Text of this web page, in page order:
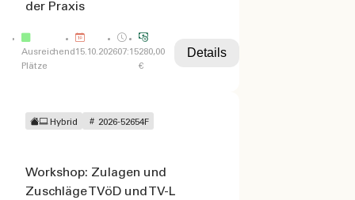
der Praxis
Ausreichend
Plätze
15.10.202607:15280,00
€
Details
Hybrid 2026-52654F
Workshop: Zulagen und
Zuschläge TVöD und TV-L